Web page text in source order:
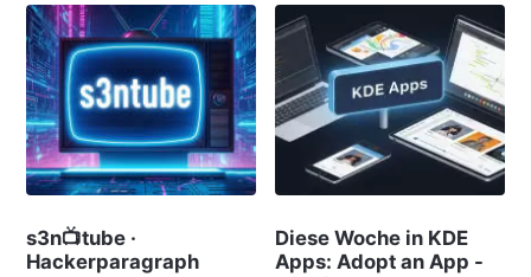
s3n📺tube ·
Hackerparagraph
Diese Woche in KDE
Apps: Adopt an App -